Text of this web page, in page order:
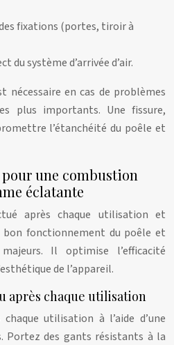
fixations (portes, tiroir à
du système d’arrivée d’air.
nécessaire en cas de problèmes
plus importants. Une fissure,
l’étanchéité du poêle et
une combustion
éclatante
après chaque utilisation et
bon fonctionnement du poêle et
Il optimise l’efficacité
de l’appareil.
après chaque utilisation
utilisation à l’aide d’une
Portez des gants résistants à la